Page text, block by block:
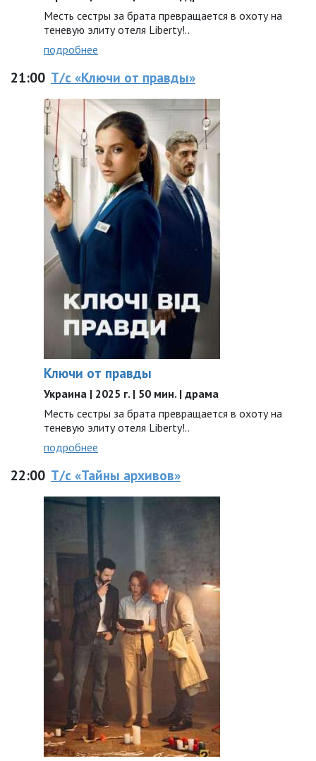
Месть сестры за брата превращается в охоту на
теневую элиту отеля Liberty!..
подробнее
21:00 Т/с «Ключи от правды»
Ключи от правды
Украина | 2025 г. | 50 мин. | драма
Месть сестры за брата превращается в охоту на
теневую элиту отеля Liberty!..
подробнее
22:00 Т/с «Тайны архивов»